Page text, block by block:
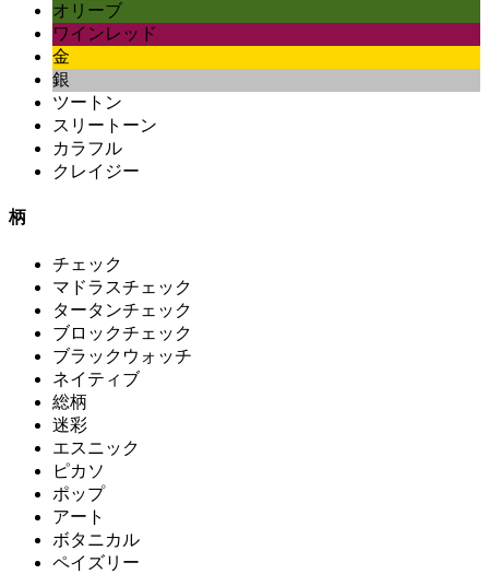
オリーブ
ワインレッド
金
銀
ツートン
スリートーン
カラフル
クレイジー
柄
チェック
マドラスチェック
タータンチェック
ブロックチェック
ブラックウォッチ
ネイティブ
総柄
迷彩
エスニック
ピカソ
ポップ
アート
ボタニカル
ペイズリー